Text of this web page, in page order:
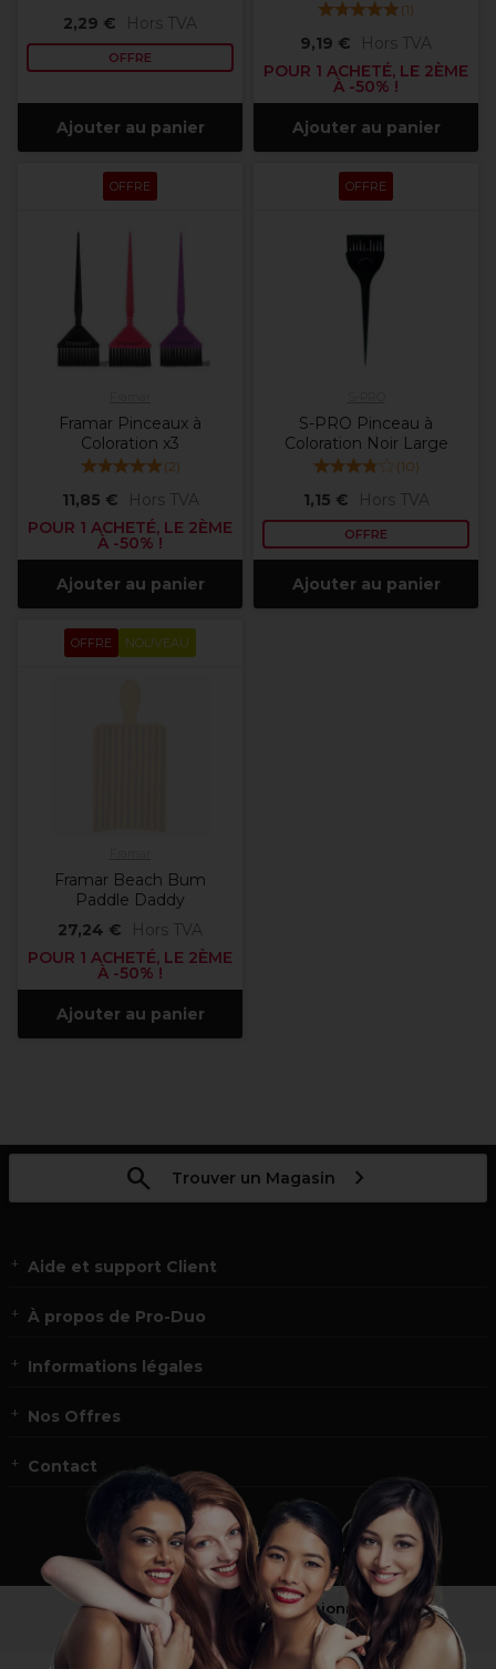
2,29 € Hors TVA
OFFRE
Ajouter au panier
(1)
9,19 €
Hors TVA
POUR 1 ACHETÉ, LE 2ÈME
À -50% !
Ajouter au panier
OFFRE
Framar Pinceaux à
Coloration x3
(2)
11,85 €
Hors TVA
POUR 1 ACHETÉ, LE 2ÈME
À -50% !
Ajouter au panier
OFFRE
S-PRO Pinceau à
Coloration Noir Large
(10)
1,15 € Hors TVA
OFFRE
Ajouter au panier
OFFRE NOUVEAU
Framar Beach Bum
Paddle Daddy
27,24 €
Hors TVA
POUR 1 ACHETÉ, LE 2ÈME
À -50% !
Ajouter au panier
Trouver un Magasin
Aide et support Client
À propos de Pro-Duo
Informations légales
Nos Offres
Contact
Vous n’êtes pas un professionnel ?
Visitez notre site pourles particuliers !